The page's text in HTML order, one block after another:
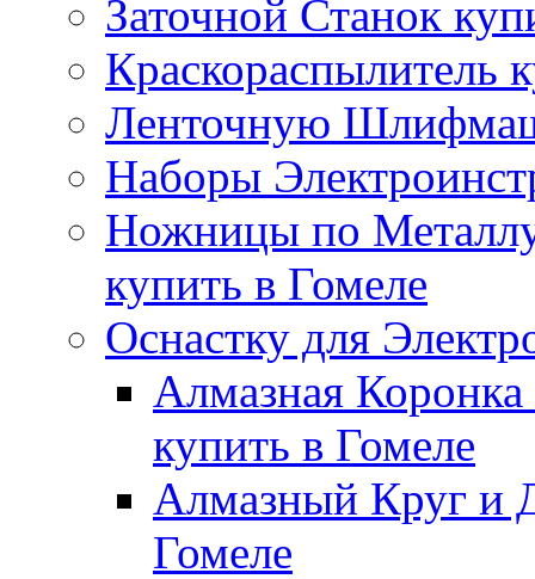
Заточной Станок
Краскораспылитель
Ленточную
Наборы
Ножницы по
купить в Гомеле
Оснастку для
Алмазная
купить в Гомеле
Алмазный Круг и
Гомеле